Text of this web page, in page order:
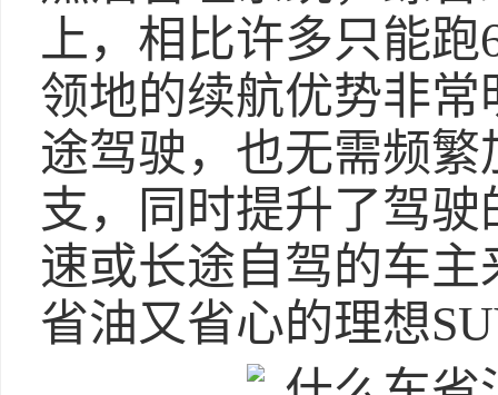
上，相比许多只能跑
领地的续航优势非
途驾驶，也无需频
支，同时提升了驾
速或长途自驾的车
省油又省心的理想